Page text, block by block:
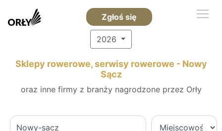
Zgłoś się
2026
Sklepy rowerowe, serwisy rowerowe - Nowy
Sącz
oraz inne firmy z branży nagrodzone przez Orły